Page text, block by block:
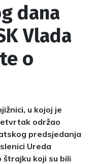
dana
Vlada
o
u kojoj je
održao
predsjedanja
Ureda
koji su bili